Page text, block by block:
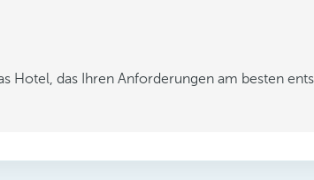
Hotel, das Ihren Anforderungen am besten